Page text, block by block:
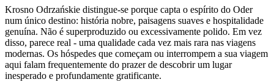
Krosno Odrzańskie distingue-se porque capta o espírito do Oder
num único destino: história nobre, paisagens suaves e hospitalidade
genuína. Não é superproduzido ou excessivamente polido. Em vez
disso, parece real - uma qualidade cada vez mais rara nas viagens
modernas. Os hóspedes que começam ou interrompem a sua viagem
aqui falam frequentemente do prazer de descobrir um lugar
inesperado e profundamente gratificante.